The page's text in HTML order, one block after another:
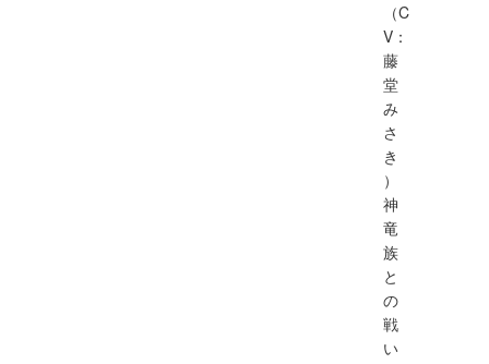
（C
V：
藤
堂
み
さ
き
）
神
竜
族
と
の
戦
い